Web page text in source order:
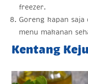
freezer.
Goreng kapan saja
menu makanan
Kentang